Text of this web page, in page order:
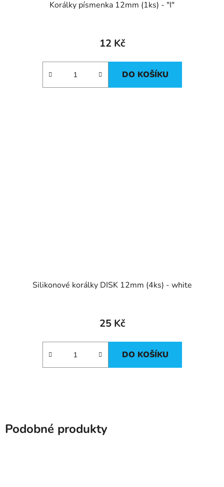
Korálky písmenka 12mm (1ks) - "I"
12 Kč
DO KOŠÍKU
Silikonové korálky DISK 12mm (4ks) - white
25 Kč
DO KOŠÍKU
Podobné produkty